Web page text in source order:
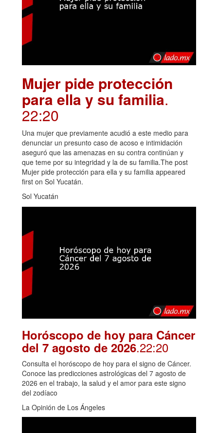
Mujer pide protección
para ella y su familia.
22:20
Una mujer que previamente acudió a este medio para
denunciar un presunto caso de acoso e intimidación
aseguró que las amenazas en su contra continúan y
que teme por su integridad y la de su familia.The post
Mujer pide protección para ella y su familia appeared
first on Sol Yucatán.
Sol Yucatán
Horóscopo de hoy para Cáncer
del 7 agosto de 2026.22:20
Consulta el horóscopo de hoy para el signo de Cáncer.
Conoce las predicciones astrológicas del 7 agosto de
2026 en el trabajo, la salud y el amor para este signo
del zodíaco
La Opinión de Los Ángeles